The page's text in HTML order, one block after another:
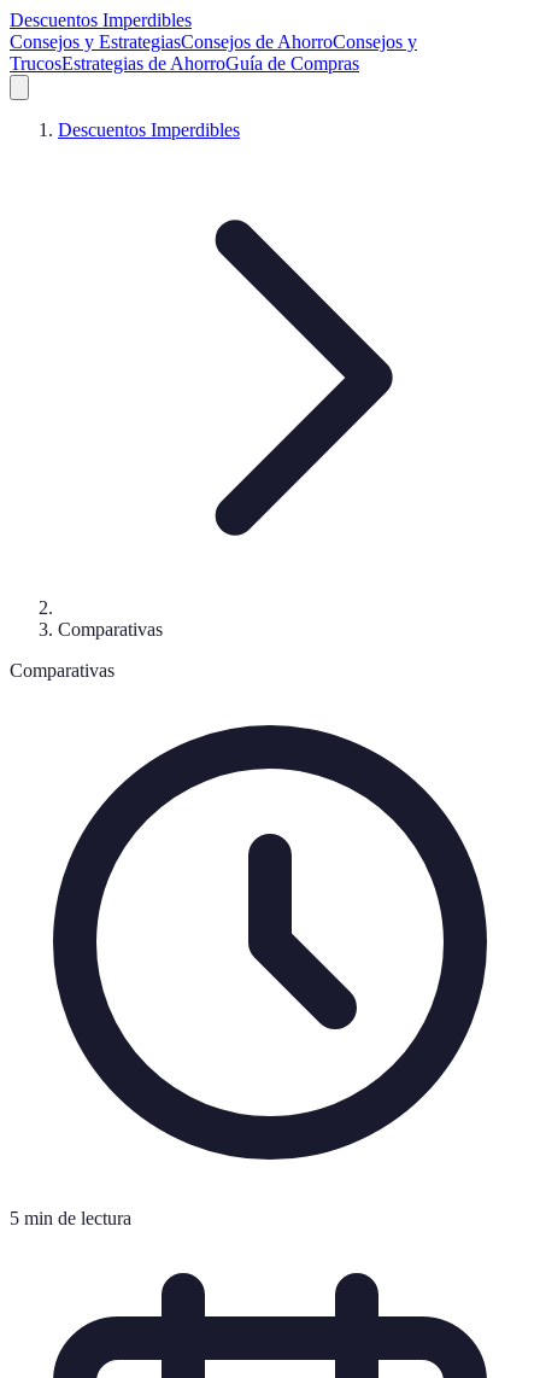
Descuentos Imperdibles
Consejos y EstrategiasConsejos de AhorroConsejos y
TrucosEstrategias de AhorroGuía de Compras
Descuentos Imperdibles
Comparativas
Comparativas
5 min de lectura